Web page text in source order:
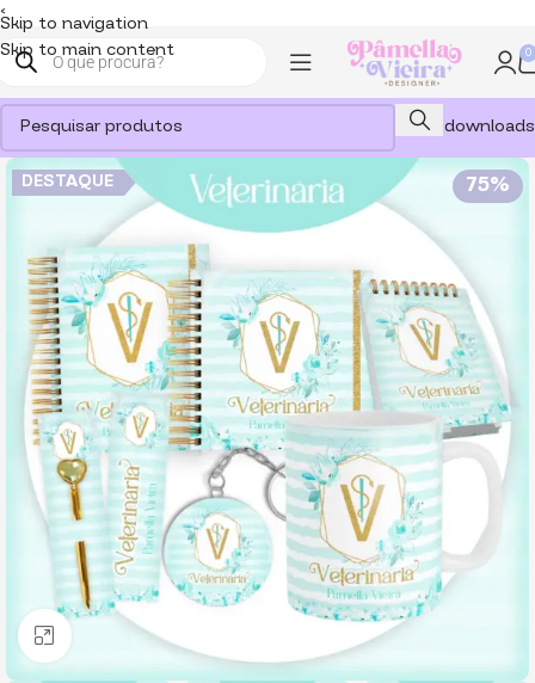
<
Skip to navigation
Skip to main content
0
Meus downloads
75%
DESTAQUE
Clique para ampliar